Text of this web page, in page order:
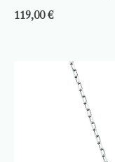
119,00€